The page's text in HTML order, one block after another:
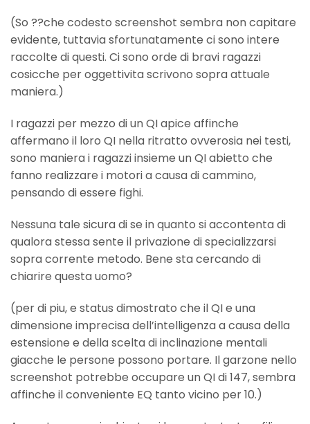
(So ??che codesto screenshot sembra non capitare
evidente, tuttavia sfortunatamente ci sono intere
raccolte di questi. Ci sono orde di bravi ragazzi
cosicche per oggettivita scrivono sopra attuale
maniera.)
I ragazzi per mezzo di un QI apice affinche
affermano il loro QI nella ritratto ovverosia nei testi,
sono maniera i ragazzi insieme un QI abietto che
fanno realizzare i motori a causa di cammino,
pensando di essere fighi.
Nessuna tale sicura di se in quanto si accontenta di
qualora stessa sente il privazione di specializzarsi
sopra corrente metodo. Bene sta cercando di
chiarire questa uomo?
(per di piu, e status dimostrato che il QI e una
dimensione imprecisa dell’intelligenza a causa della
estensione e della scelta di inclinazione mentali
giacche le persone possono portare. Il garzone nello
screenshot potrebbe occupare un QI di 147, sembra
affinche il conveniente EQ tanto vicino per 10.)